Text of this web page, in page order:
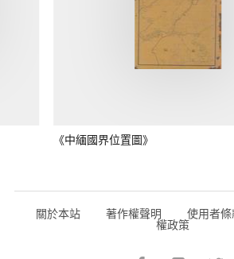
《中緬國界位置圖》
關於本站 著作權聲明 使用者
權政策